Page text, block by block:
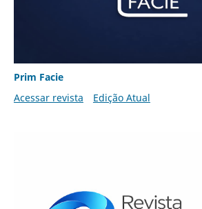
Prim Facie
Acessar revista
Edição Atual